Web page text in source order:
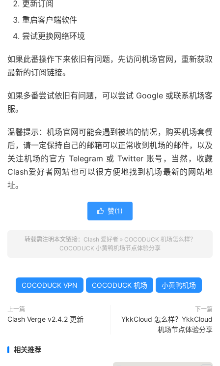
更新订阅
重启客户端软件
尝试更换网络环境
如果此番操作下来依旧有问题，先访问机场官网，重新获取
最新的订阅链接。
如果多番尝试依旧有问题，可以尝试 Google 或联系机场客
服。
温馨提示：机场官网可能会遇到被墙的情况，购买机场套餐
后，请一定保持自己的邮箱可以正常收到机场的邮件，以及
关注机场的官方 Telegram 或 Twitter 账号，当然，收藏
Clash爱好者网站也可以很方便地找到机场最新的网站地
址。
 赞(1)
转载需注明本文链接： Clash 爱好者 » COCODUCK 机场怎么样？
COCODUCK 小黄鸭机场节点体验分享
COCODUCK VPN COCODUCK 机场 小黄鸭机场
上一篇
Clash Verge v2.4.2 更新
下一篇
YkkCloud 怎么样？YkkCloud
机场节点体验分享
相关推荐